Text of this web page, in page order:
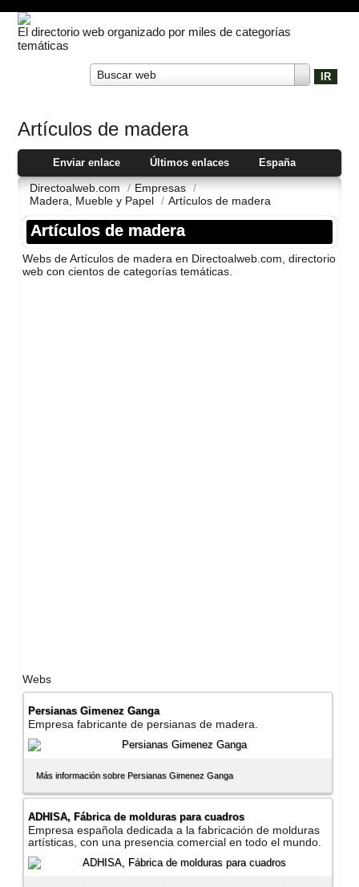
El directorio web organizado por miles de categorías
temáticas
Buscar web
Artí­culos de madera
Enviar enlace Últimos enlaces España
Directoalweb.com / Empresas /
Madera, Mueble y Papel / Artí­culos de madera
Artí­culos de madera
Webs de Artí­culos de madera en Directoalweb.com, directorio
web con cientos de categorí­as temáticas.
Webs
Persianas Gimenez Ganga
Empresa fabricante de persianas de madera.
Más información sobre Persianas Gimenez Ganga
ADHISA, Fábrica de molduras para cuadros
Empresa española dedicada a la fabricación de molduras
artí­sticas, con una presencia comercial en todo el mundo.